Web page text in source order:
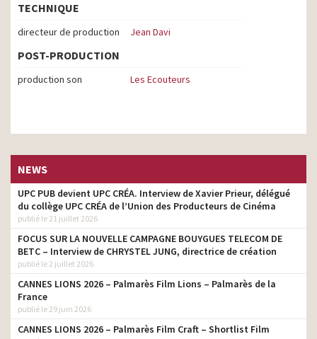
TECHNIQUE
directeur de production Jean Davi
POST-PRODUCTION
production son Les Ecouteurs
NEWS
UPC PUB devient UPC CRÉA. Interview de Xavier Prieur, délégué
du collège UPC CRÉA de l’Union des Producteurs de Cinéma
publié le 21 juillet 2026
FOCUS SUR LA NOUVELLE CAMPAGNE BOUYGUES TELECOM DE
BETC – Interview de CHRYSTEL JUNG, directrice de création
publié le 2 juillet 2026
CANNES LIONS 2026 – Palmarès Film Lions – Palmarès de la
France
publié le 29 juin 2026
CANNES LIONS 2026 – Palmarès Film Craft – Shortlist Film